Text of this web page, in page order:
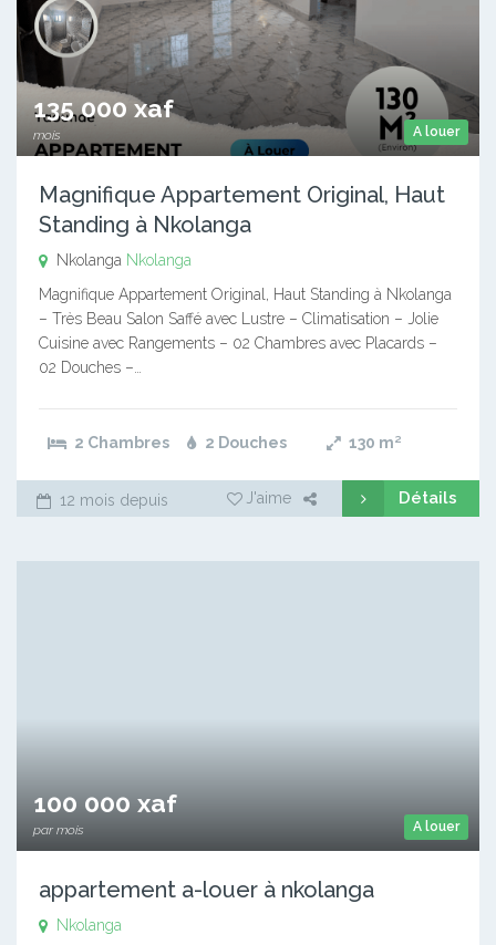
A louer
135 000 xaf
mois
Magnifique Appartement Original, Haut
Standing à Nkolanga
Nkolanga Nkolanga
Magnifique Appartement Original, Haut Standing à Nkolanga
– Très Beau Salon Saffé avec Lustre – Climatisation – Jolie
Cuisine avec Rangements – 02 Chambres avec Placards –
02 Douches –…
2 Chambres 2 Douches 130 m²
12 mois depuis J'aime Détails
A louer
100 000 xaf
par mois
appartement a-louer à nkolanga
Nkolanga